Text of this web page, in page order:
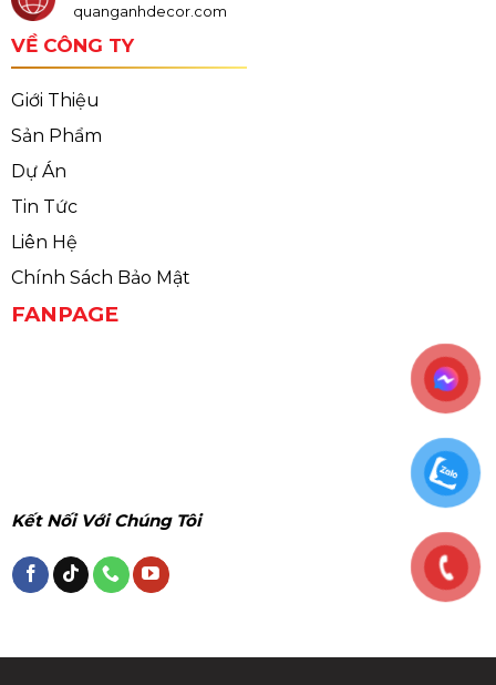
quanganhdecor.com
VỀ CÔNG TY
Giới Thiệu
Sản Phẩm
Dự Án
Tin Tức
Liên Hệ
Chính Sách Bảo Mật
FANPAGE
Kết Nối Với Chúng Tôi